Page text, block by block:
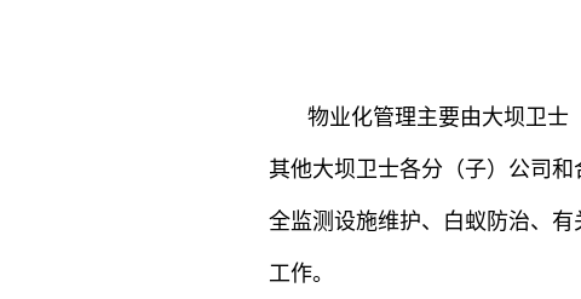
物业化管理主要由大坝卫士
其他大坝卫士各分（子）公司
全监测设施维护、白蚁防治、有
工作。